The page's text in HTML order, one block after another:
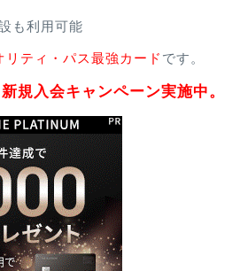
も利用可能
リティ・パス最強カード です。
規入会キャンペーン実施中。